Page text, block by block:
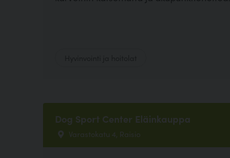
Dog Sport Center Eläinkauppa
Varastokatu 4, Raisio